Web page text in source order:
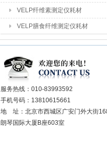
VELP纤维素测定仪耗材
VELP膳食纤维测定仪耗材
服务热线：010-83993592
手机号码：13810615661
地 址：北京市西城区广安门外大街
朗琴国际大厦B座603室